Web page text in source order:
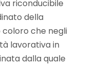
riconducibile
della
che negli
lavorativa in
dalla quale